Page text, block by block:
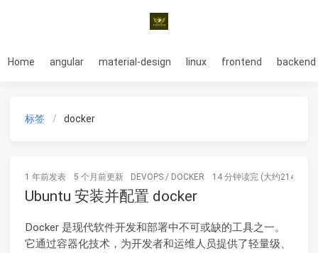
Home angular material-design linux frontend backend
标签 docker
1 年前发表 5 个月前更新 DEVOPS / DOCKER 14 分钟读完 (大约2140个
Ubuntu 安装并配置 docker
Docker 是现代软件开发和部署中不可或缺的工具之一。
它通过容器化技术，为开发者和运维人员提供了轻量级、